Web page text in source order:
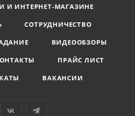
И ИНТЕРНЕТ-МАГАЗИНЕ
СОТРУДНИЧЕСТВО
ВИДЕООБЗОРЫ
ПРАЙС ЛИСТ
ВАКАНСИИ